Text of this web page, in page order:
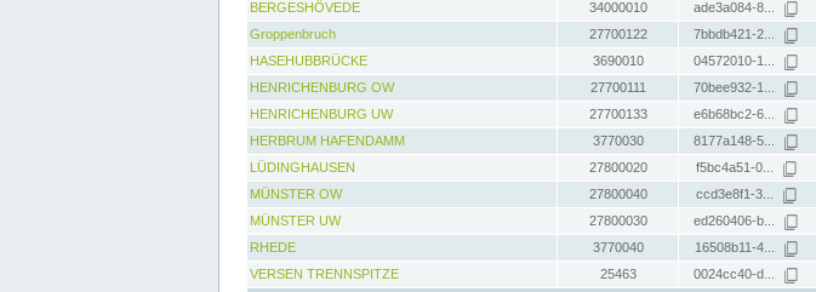
BERGESHÖVEDE
34000010 ade3a084-8...
Groppenbruch
27700122 7bbdb421-2...
HASEHUBBRÜCKE
3690010 04572010-1...
HENRICHENBURG OW
27700111 70bee932-1...
HENRICHENBURG UW
27700133 e6b68bc2-6...
HERBRUM HAFENDAMM
3770030 8177a148-5...
LÜDINGHAUSEN
27800020 f5bc4a51-0...
MÜNSTER OW
27800040 ccd3e8f1-3...
MÜNSTER UW
27800030 ed260406-b...
RHEDE
3770040 16508b11-4...
VERSEN TRENNSPITZE
25463 0024cc40-d...